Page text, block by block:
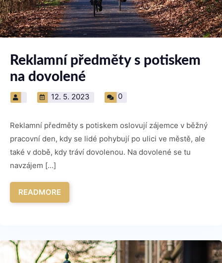
Reklamní předměty s potiskem
na dovolené
12. 5. 2023 0
Reklamní předměty s potiskem oslovují zájemce v běžný
pracovní den, kdy se lidé pohybují po ulici ve městě, ale
také v době, kdy tráví dovolenou. Na dovolené se tu
navzájem […]
READMORE